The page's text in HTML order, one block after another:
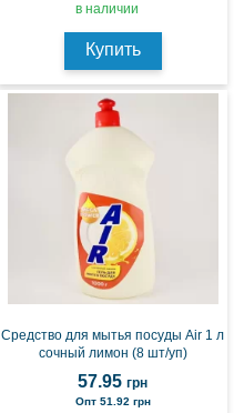
в наличии
Купить
Средство для мытья посуды Air 1 л
сочный лимон (8 шт/уп)
57.95 грн
Опт 51.92 грн